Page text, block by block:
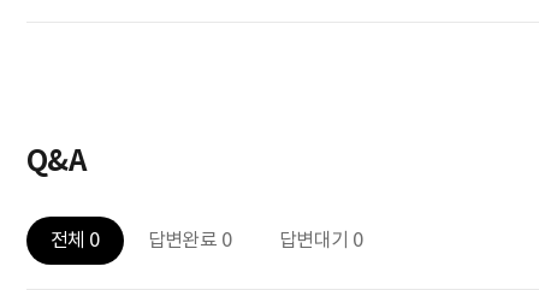
Q&A
전체 0 답변완료 0 답변대기 0